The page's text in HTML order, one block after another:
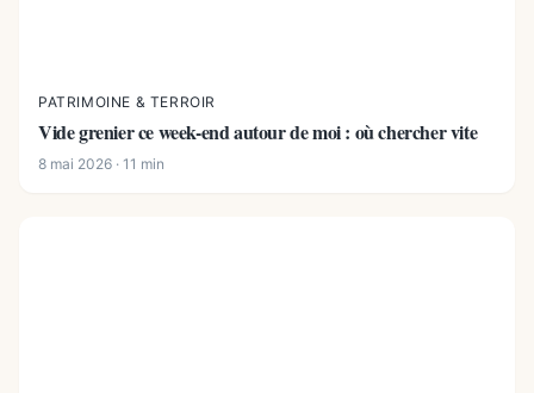
PATRIMOINE & TERROIR
Vide grenier ce week-end autour de moi : où chercher vite
8 mai 2026 · 11 min